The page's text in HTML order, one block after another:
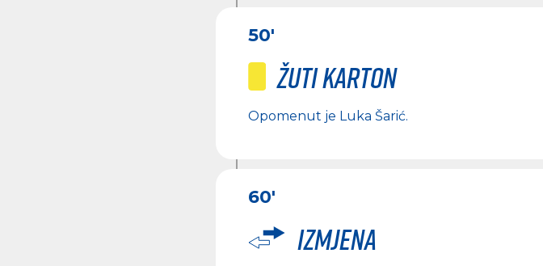
50'
Žuti karton
Opomenut je Luka Šarić.
60'
Izmjena